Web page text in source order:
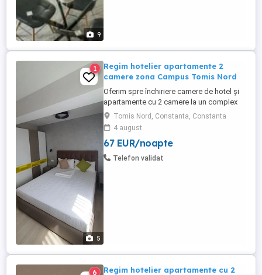
9
5
1
Regim hotelier apartamente 2
camere zona Campus Tomis Nord
Oferim spre închiriere camere de hotel și
apartamente cu 2 camere la un complex
hotelier de 3 și 4 stele . Contra cost avem
și mic dejun la cerere (40 lei de persoană)
Complexul hotelier se află în zona Tomis
Nord Campus Universitate. Dotări:
Complet mobilate și utilate modern Aer
Tomis Nord, Constanta, Constanta
4 august
67 EUR/noapte
Telefon validat
6 Regim hotelier apartamente cu 2